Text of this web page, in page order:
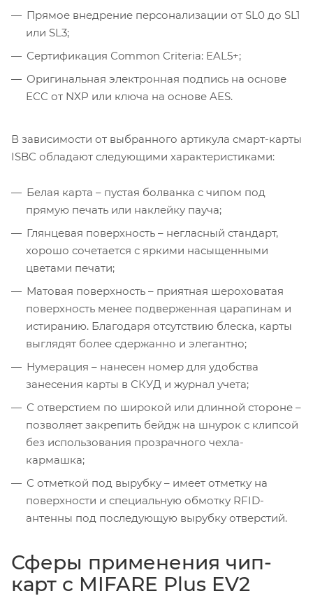
Прямое внедрение персонализации от SL0 до SL1
или SL3;
Сертификация Сommon Criteria: EAL5+;
Оригинальная электронная подпись на основе
ECC от NXP или ключа на основе AES.
В зависимости от выбранного артикула смарт-карты
ISBC обладают следующими характеристиками:
Белая карта – пустая болванка с чипом под
прямую печать или наклейку пауча;
Глянцевая поверхность – негласный стандарт,
хорошо сочетается с яркими насыщенными
цветами печати;
Матовая поверхность – приятная шероховатая
поверхность менее подверженная царапинам и
истиранию. Благодаря отсутствию блеска, карты
выглядят более сдержанно и элегантно;
Нумерация – нанесен номер для удобства
занесения карты в СКУД и журнал учета;
С отверстием по широкой или длинной стороне –
позволяет закрепить бейдж на шнурок с клипсой
без использования прозрачного чехла-
кармашка;
С отметкой под вырубку – имеет отметку на
поверхности и специальную обмотку RFID-
антенны под последующую вырубку отверстий.
Сферы применения чип-
карт с MIFARE Plus EV2